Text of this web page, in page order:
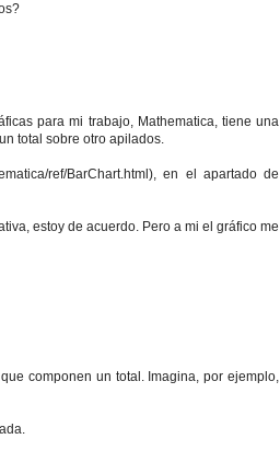
para mi trabajo, Mathematica, tiene una
total sobre otro apilados.
ref/BarChart.html), en el apartado de
estoy de acuerdo. Pero a mi el gráfico me
componen un total. Imagina, por ejemplo,